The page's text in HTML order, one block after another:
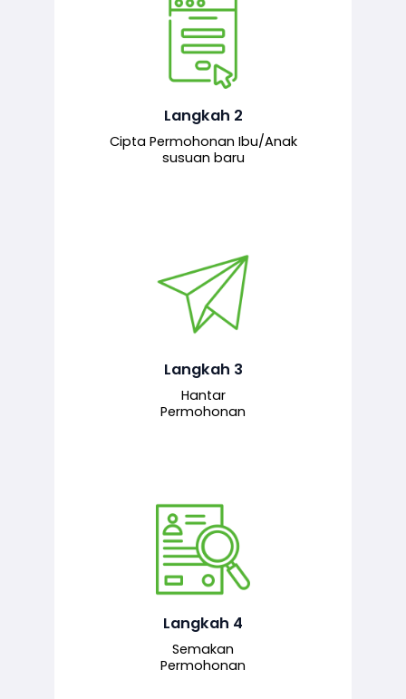
Langkah 2
Cipta Permohonan Ibu/Anak
susuan baru
Pemohon mengisi borang
permohonan bagi pendaftaran
baharu melalui sistem.
Langkah 3
Hantar
Permohonan
Permohonan yang lengkap dihantar
untuk proses semakan dan
bertanggungjawab.
Langkah 4
Semakan
Permohonan
Pegawai penyemak menyemak
maklumat yang dikemukakan. Jika
semua maklumat adalah lengkap dan
kepada pegawai pelulus untuk
tindakan seterusnya.